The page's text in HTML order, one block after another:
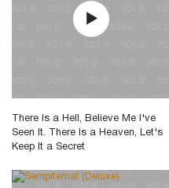
There Is a Hell, Believe Me I've
Seen It. There Is a Heaven, Let's
Keep It a Secret